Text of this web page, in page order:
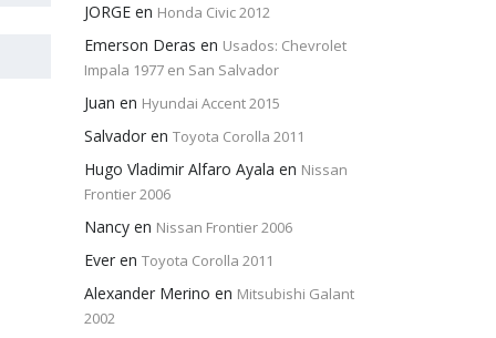
JORGE en Honda Civic 2012
Emerson Deras en Usados: Chevrolet
Impala 1977 en San Salvador
Juan en Hyundai Accent 2015
Salvador en Toyota Corolla 2011
Hugo Vladimir Alfaro Ayala en Nissan
Frontier 2006
Nancy en Nissan Frontier 2006
Ever en Toyota Corolla 2011
Alexander Merino en Mitsubishi Galant
2002